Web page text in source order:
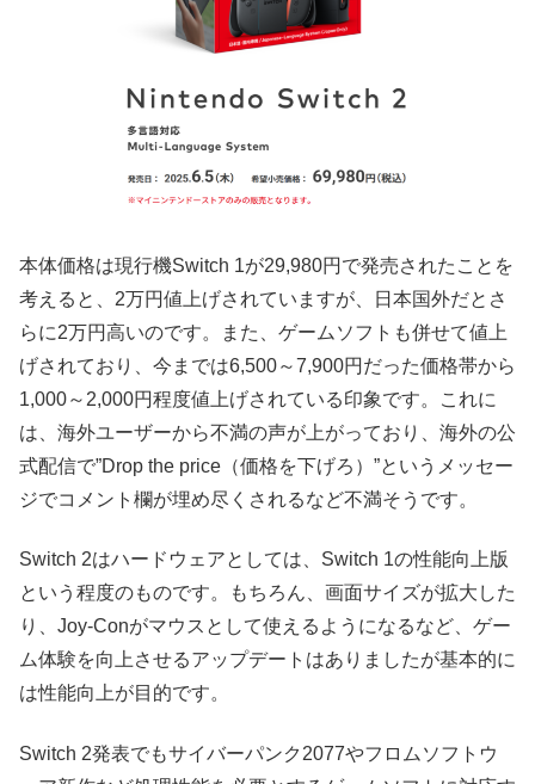
本体価格は現行機Switch 1が29,980円で発売されたことを
考えると、2万円値上げされていますが、日本国外だとさ
らに2万円高いのです。また、ゲームソフトも併せて値上
げされており、今までは6,500～7,900円だった価格帯から
1,000～2,000円程度値上げされている印象です。これに
は、海外ユーザーから不満の声が上がっており、海外の公
式配信で”Drop the price（価格を下げろ）”というメッセー
ジでコメント欄が埋め尽くされるなど不満そうです。
Switch 2はハードウェアとしては、Switch 1の性能向上版
という程度のものです。もちろん、画面サイズが拡大した
り、Joy-Conがマウスとして使えるようになるなど、ゲー
ム体験を向上させるアップデートはありましたが基本的に
は性能向上が目的です。
Switch 2発表でもサイバーパンク2077やフロムソフトウ